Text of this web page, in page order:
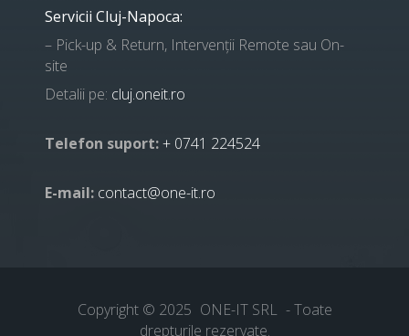
Servicii Cluj-Napoca:
– Pick-up & Return, Intervenții Remote sau On-
site
Detalii pe: cluj.oneit.ro
Telefon suport:+ 0741 224524
E-mail: contact@one-it.ro
Copyright © 2025 ONE-IT SRL - Toate
drepturile rezervate.